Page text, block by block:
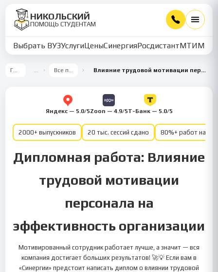
НИКОЛЬСКИЙ
ПОМОЩЬ СТУДЕНТАМ
Выбрать ВУЗУслугиЦеныСинергияРосдистантМТИММУ
Главная … Все предметы Влияние трудовой мотивации персонала на эффективность деятельности организации
Яндекс — 5.0/5Zoon — 4.9/5Т-Банк — 5.0/5
2000+ выпускников 20 тыс. сессий сдано 80%+ работ на
Дипломная работа: Влияние
трудовой мотивации
персонала на
эффективность организации
Мотивированный сотрудник работает лучше, а значит — вся
компания достигает больших результатов! 🚀💡 Если вам в
«Синергии» предстоит написать диплом о влиянии трудовой